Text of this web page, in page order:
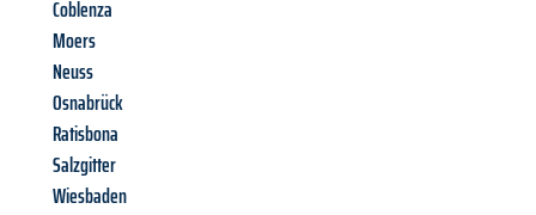
Coblenza
Moers
Neuss
Osnabrück
Ratisbona
Salzgitter
Wiesbaden